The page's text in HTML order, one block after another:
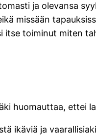
ja olevansa
missään
toiminut miten
huomauttaa, ettei
ikäviä ja